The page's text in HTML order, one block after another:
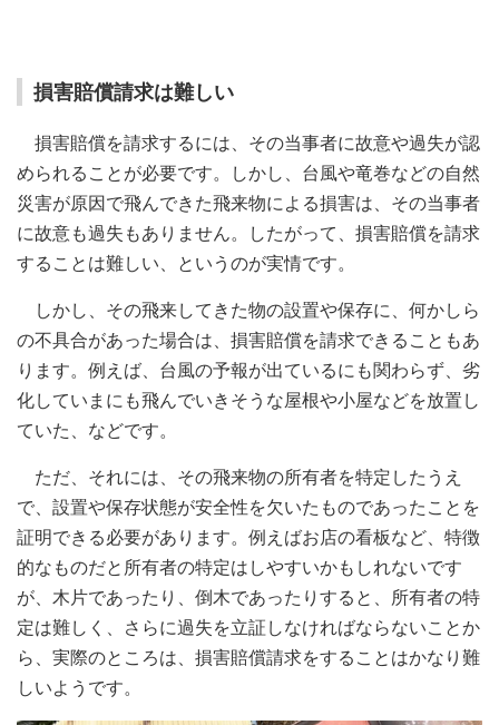
損害賠償請求は難しい
損害賠償を請求するには、その当事者に故意や過失が認
められることが必要です。しかし、台風や竜巻などの自然
災害が原因で飛んできた飛来物による損害は、その当事者
に故意も過失もありません。したがって、損害賠償を請求
することは難しい、というのが実情です。
しかし、その飛来してきた物の設置や保存に、何かしら
の不具合があった場合は、損害賠償を請求できることもあ
ります。例えば、台風の予報が出ているにも関わらず、劣
化していまにも飛んでいきそうな屋根や小屋などを放置し
ていた、などです。
ただ、それには、その飛来物の所有者を特定したうえ
で、設置や保存状態が安全性を欠いたものであったことを
証明できる必要があります。例えばお店の看板など、特徴
的なものだと所有者の特定はしやすいかもしれないです
が、木片であったり、倒木であったりすると、所有者の特
定は難しく、さらに過失を立証しなければならないことか
ら、実際のところは、損害賠償請求をすることはかなり難
しいようです。